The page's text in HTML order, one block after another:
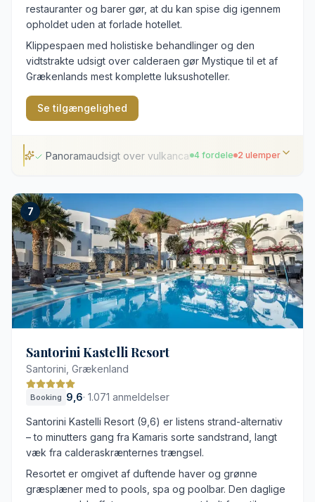
restauranter og barer gør, at du kan spise dig igennem
opholdet uden at forlade hotellet.
Klippespaen med holistiske behandlinger og den
vidtstrakte udsigt over calderaen gør Mystique til et af
Grækenlands mest komplette luksushoteller.
Se tilgængelighed
Panoramaudsigt over vulkancalderaen
4 fordele 2 ulemper
Panoramaudsigt over vulkancalderaen
Klassisk kykladisk hulearkitektur
Fire forskelligartede restauranter
Holistisk spa med udsigt fra klippeskrænten
Stejle trapper og ujævne stenstier
Indblik til visse private terrasser
7
Santorini Kastelli Resort
Santorini, Grækenland
Booking 9,6· 1.071 anmeldelser
Santorini Kastelli Resort (9,6) er listens strand-alternativ
– to minutters gang fra Kamaris sorte sandstrand, langt
væk fra calderaskrænternes trængsel.
Resortet er omgivet af duftende haver og grønne
græsplæner med to pools, spa og poolbar. Den daglige